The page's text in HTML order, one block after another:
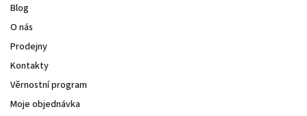
Blog
O nás
Prodejny
Kontakty
Věrnostní program
Moje objednávka